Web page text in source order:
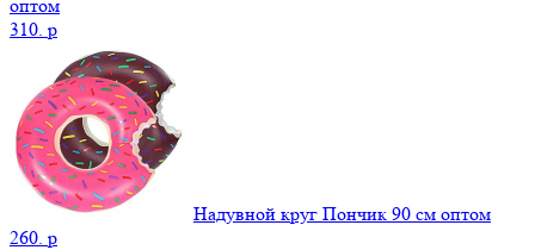
оптом
310. p
Надувной круг Пончик 90 см оптом
260. p